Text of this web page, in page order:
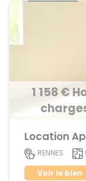
chaque étape de votre recherche
vous aider à mener vos
1 158 €
RENNES
Voir le bien